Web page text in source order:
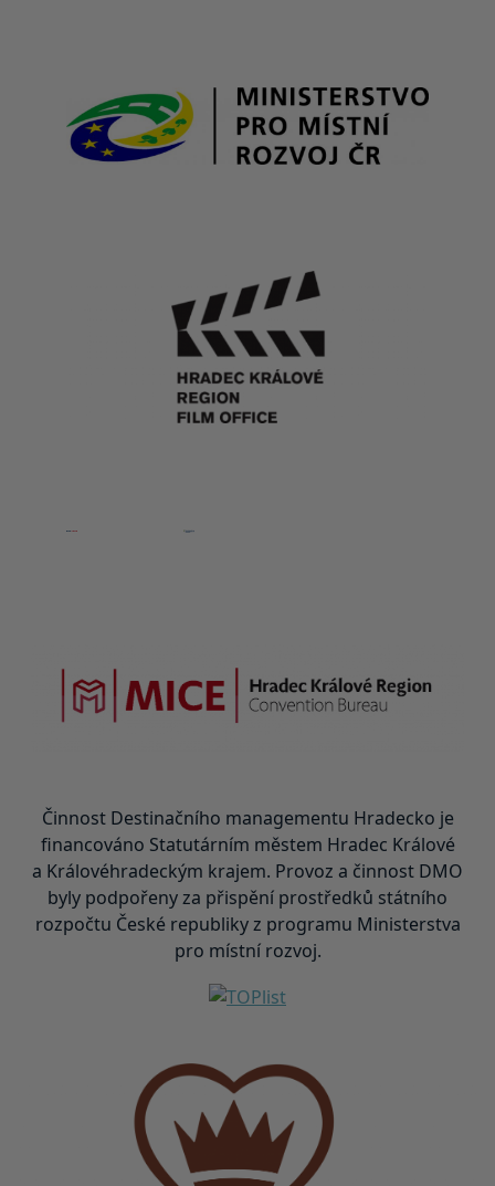
Činnost Destinačního managementu Hradecko je
financováno Statutárním městem Hradec Králové
a Královéhradeckým krajem. Provoz a činnost DMO
byly podpořeny za přispění prostředků státního
rozpočtu České republiky z programu Ministerstva
pro místní rozvoj.